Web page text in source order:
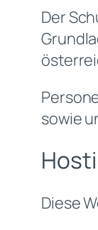
Der
sowie
Diese